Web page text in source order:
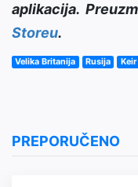
aplikacija.
Storeu.
Velika Britanija Rusija
PREPORUČENO